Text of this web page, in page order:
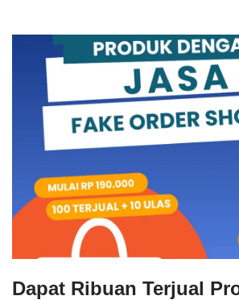
Dapat Ribuan Terjual